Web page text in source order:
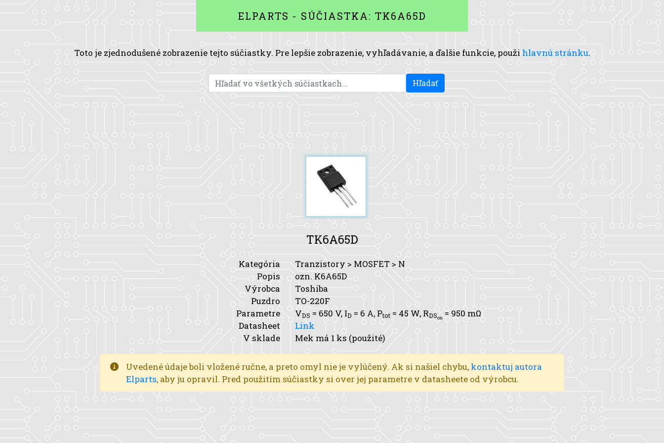
ELPARTS - SÚČIASTKA: TK6A65D
Toto je zjednodušené zobrazenie tejto súčiastky. Pre lepšie zobrazenie, vyhľadávanie, a ďalšie funkcie, použi hlavnú stránku.
Hľadať
TK6A65D
Kategória
Tranzistory > MOSFET > N
Popis
ozn. K6A65D
Výrobca
Toshiba
Puzdro
TO-220F
Parametre
VDS = 650 V, ID = 6 A, Ptot = 45 W, RDSon = 950 mΩ
Datasheet
Link
V sklade
Mek má 1 ks (použité)
Uvedené údaje boli vložené ručne, a preto omyl nie je vylúčený. Ak si našiel chybu, kontaktuj autora
Elparts, aby ju opravil. Pred použitím súčiastky si over jej parametre v datasheete od výrobcu.